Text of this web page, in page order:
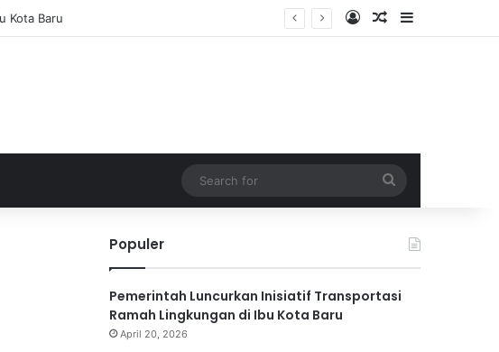
Log InRandom Article
Sidebar
for
Populer
Pemerintah Luncurkan Inisiatif Transportasi
Ramah Lingkungan di Ibu Kota Baru
April 20, 2026